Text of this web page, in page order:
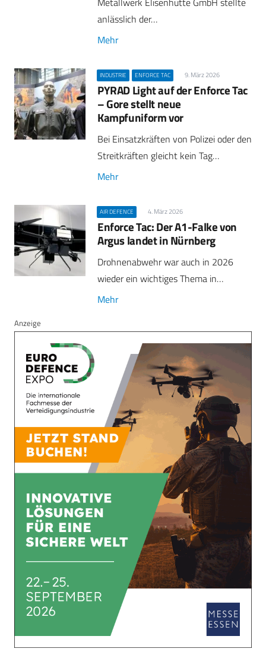
anlässlich der…
Mehr
INDUSTRIE ENFORCE TAC 9. März 2026
PYRAD Light auf der Enforce Tac
– Gore stellt neue
Kampfuniform vor
Bei Einsatzkräften von Polizei oder den
Streitkräften gleicht kein Tag…
Mehr
AIR DEFENCE 4. März 2026
Enforce Tac: Der A1-Falke von
Argus landet in Nürnberg
Drohnenabwehr war auch in 2026
wieder ein wichtiges Thema in…
Mehr
Anzeige